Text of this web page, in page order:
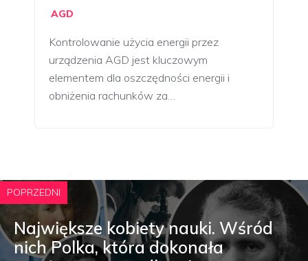
AGD
Kontrolowanie użycia energii przez
urządzenia AGD jest kluczowym
elementem dla oszczędności energii i
obniżenia rachunków za…
POPRZEDNI
Największe kobiety nauki. Wśród
nich Polka, która dokonała